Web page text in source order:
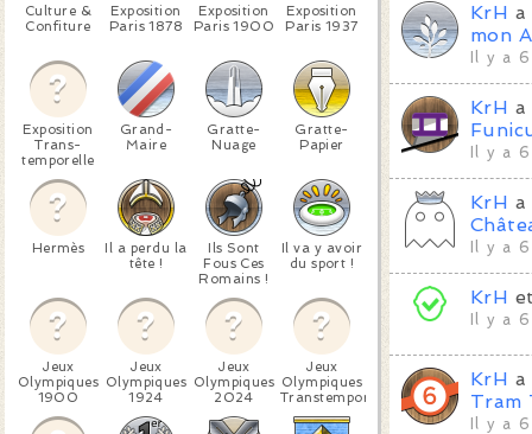
Culture &
Confiture
Exposition
Paris 1878
Exposition
Paris 1900
Exposition
Paris 1937
Exposition
Trans-
temporelle
Grand-
Maire
Gratte-
Nuage
Gratte-
Papier
Hermès
Il a perdu la
tête !
Ils Sont
Fous Ces
Romains !
Il va y avoir
du sport !
Jeux
Olympiques
1900
Jeux
Olympiques
1924
Jeux
Olympiques
2024
Jeux
Olympiques
Transtemporels
KrH a
mon
Il y a
KrH a
Il y a
KrH a
Il y a
KrH
Il y a
KrH a
Tram
Il y a